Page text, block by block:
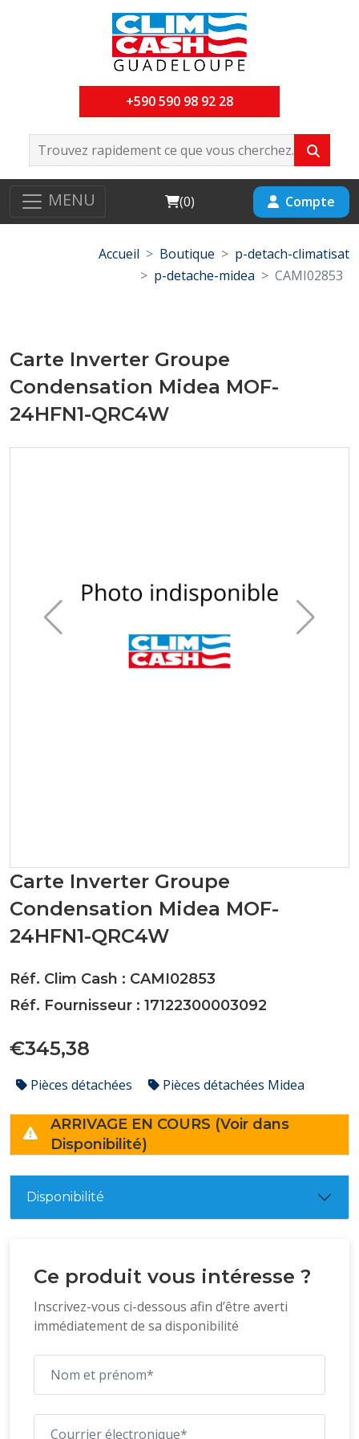
+590 590 98 92 28
MENU Cart
(0) Compte
Accueil Boutique
p-detach-climatisat
p-detache-midea
CAMI02853
Carte Inverter Groupe
Condensation Midea MOF-
24HFN1-QRC4W
Carte Inverter Groupe
Condensation Midea MOF-
24HFN1-QRC4W
Réf. Clim Cash : CAMI02853
Réf. Fournisseur : 17122300003092
€345,38
Pièces détachées Pièces détachées Midea
ARRIVAGE EN COURS (Voir dans
Disponibilité)
Disponibilité
Ce produit vous intéresse ?
Inscrivez-vous ci-dessous afin d’être averti
immédiatement de sa disponibilité